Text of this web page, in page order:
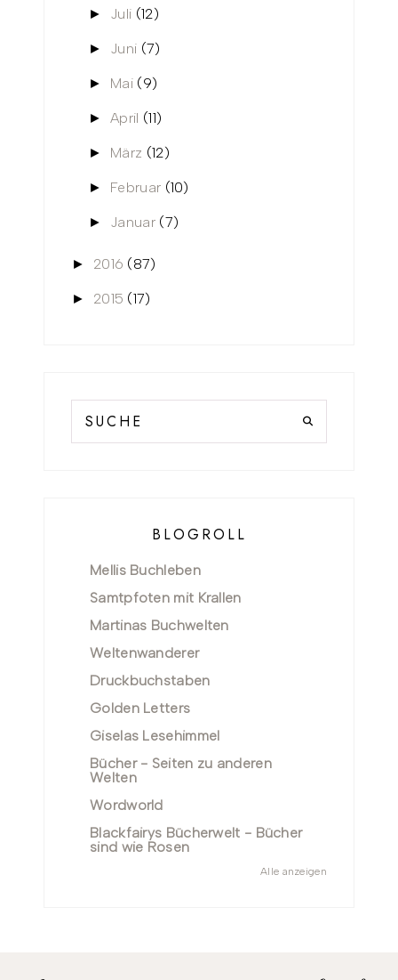
► Juli (12)
► Juni (7)
► Mai (9)
►April (11)
► März (12)
► Februar (10)
► Januar (7)
► 2016 (87)
► 2015 (17)
BLOGROLL
Mellis Buchleben
Samtpfoten mit Krallen
Martinas Buchwelten
Weltenwanderer
Druckbuchstaben
Golden Letters
Giselas Lesehimmel
Bücher - Seiten zu anderen
Welten
Wordworld
Blackfairys Bücherwelt - Bücher
sind wie Rosen
Alle anzeigen